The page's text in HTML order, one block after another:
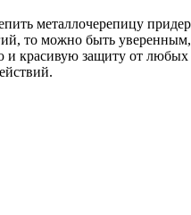
металлочерепицу
то можно быть
и красивую защиту от любых